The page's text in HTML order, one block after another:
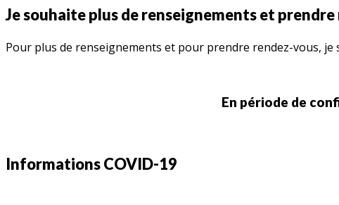
Je souhaite plus de renseignements et
Pour plus de renseignements et pour prendre rendez-vous, je
En période de
Informations COVID-19